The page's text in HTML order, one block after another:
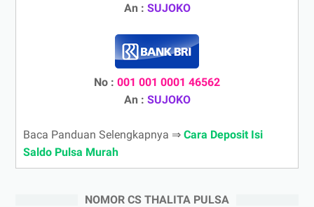
An : SUJOKO
No : 001 001 0001 46562
An : SUJOKO
Baca Panduan Selengkapnya ⇒ Cara Deposit Isi
Saldo Pulsa Murah
NOMOR CS THALITA PULSA